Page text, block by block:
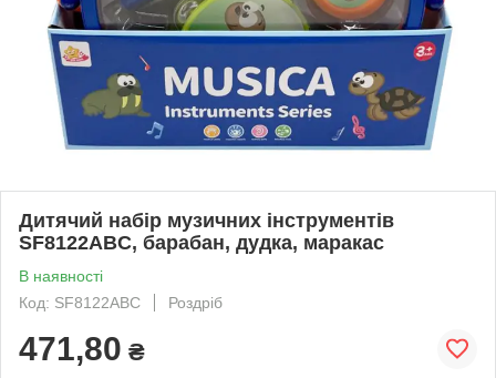
Дитячий набір музичних інструментів
SF8122ABC, барабан, дудка, маракас
В наявності
Код: SF8122ABC
Роздріб
471,80 ₴